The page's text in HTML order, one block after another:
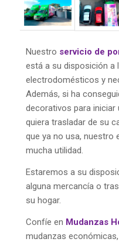
Nuestro servicio de
está a su disposición a
electrodomésticos y
Además, si ha
decorativos para
quiera trasladar de su
que ya no usa, nuestro
mucha utilidad.
Estaremos a su
alguna mercancía o
su hogar.
Confíe en Mudanzas
mudanzas